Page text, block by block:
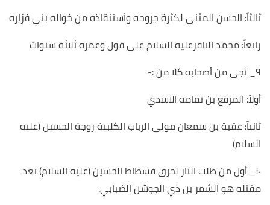
ثالثاً: الحسن المثنى لكثرة جروحه وأستنقاذه من خواله بني فزاره
رابعاً: محمد الباقرعليه السلام على قول وعمره ثلاثة سنوات
٩_ نجى من أصحابه كلا من :-
أولاً: المرقع بن ثمامة الاسدي
ثانياً: عقبة بن سمعان مولى الرباب الكلبية زوجة الحسين (عليه
السلام)
١٠_ أول من طلب النار لحرق فسطاط الحسين (عليه السلام) بعد
مقتله هو الشمر بن ذي الجوشن الضبابي.